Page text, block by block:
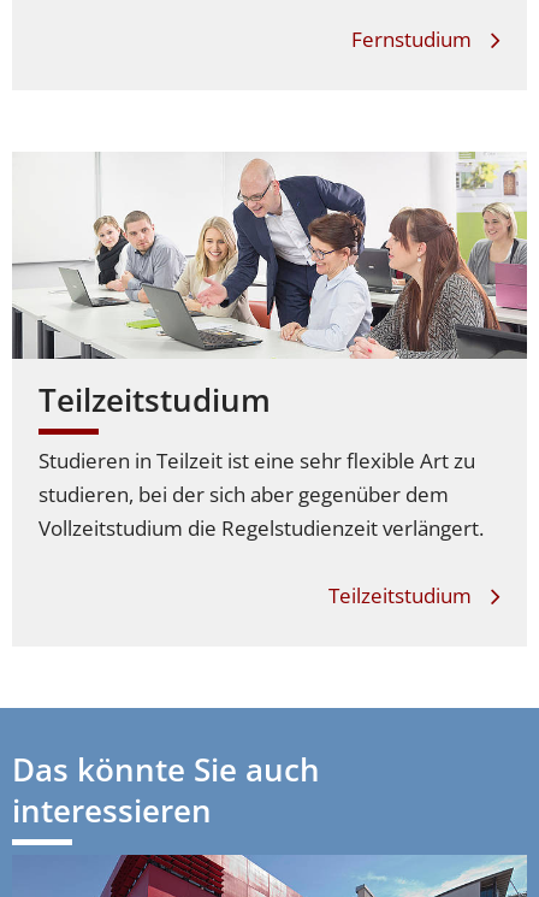
Fernstudium
Teilzeitstudium
Studieren in Teilzeit ist eine sehr flexible Art zu
studieren, bei der sich aber gegenüber dem
Vollzeitstudium die Regelstudienzeit verlängert.
Teilzeitstudium
Das könnte Sie auch
interessieren